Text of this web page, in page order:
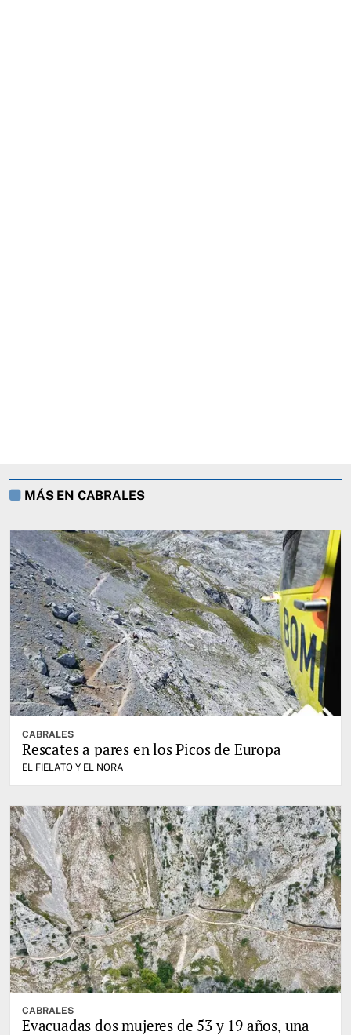
MÁS EN CABRALES
CABRALES
Rescates a pares en los Picos de Europa
EL FIELATO Y EL NORA
CABRALES
Evacuadas dos mujeres de 53 y 19 años, una